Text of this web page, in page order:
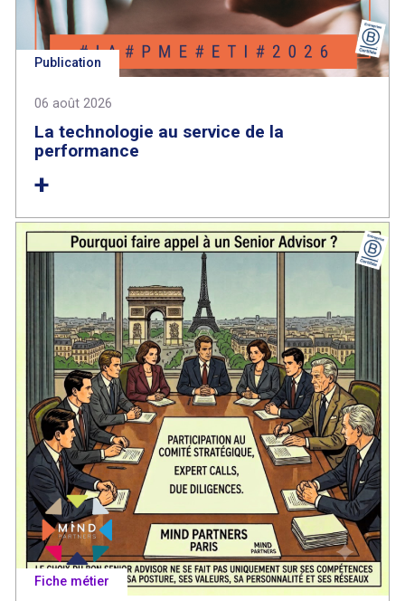
Publication
06 août 2026
La technologie au service de la
performance
Fiche métier